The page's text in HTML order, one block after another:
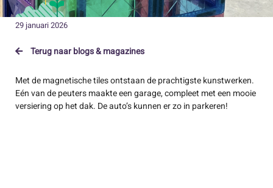
29 januari 2026
Terug naar blogs & magazines
Met de magnetische tiles ontstaan de prachtigste kunstwerken.
Eén van de peuters maakte een garage, compleet met een mooie
versiering op het dak. De auto’s kunnen er zo in parkeren!